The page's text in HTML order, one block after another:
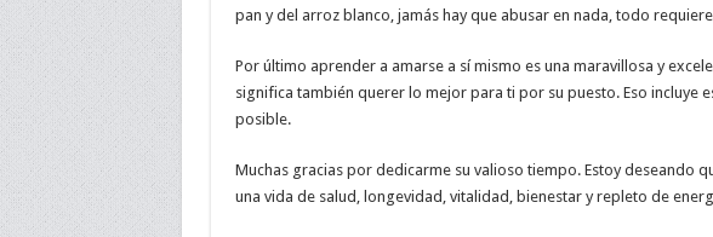
pan y del arroz blanco, jamás hay que abusar en nada, todo
Por último aprender a amarse a sí mismo es una maravillosa y
significa también querer lo mejor para ti por su puesto. Eso incluye
posible.
Muchas gracias por dedicarme su valioso tiempo. Estoy deseando
una vida de salud, longevidad, vitalidad, bienestar y repleto de